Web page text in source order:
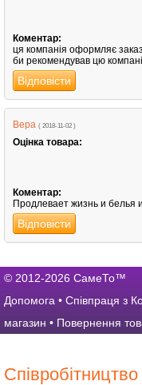
Коментар:
ця компанія оформляє
би рекомендував цю
Відповісти
Вера ( 2018-11-02 )
Оцінка товара:
Коментар:
Продлевает жизнь и белья
Відповісти
© 2012-2026 СамеТо™
Допомога • Співпраця з
магазин • Повернення